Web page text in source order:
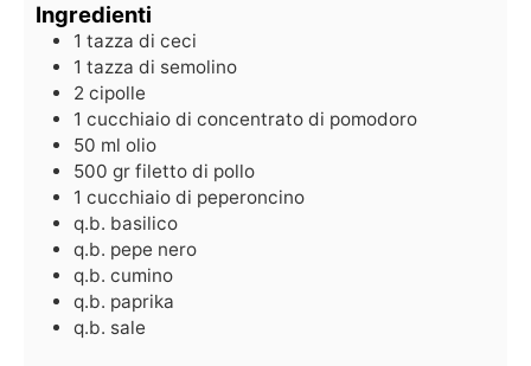
Ingredienti
1 tazza di ceci
1 tazza di semolino
2 cipolle
1 cucchiaio di concentrato di pomodoro
50 ml olio
500 gr filetto di pollo
1 cucchiaio di peperoncino
q.b. basilico
q.b. pepe nero
q.b. cumino
q.b. paprika
q.b. sale